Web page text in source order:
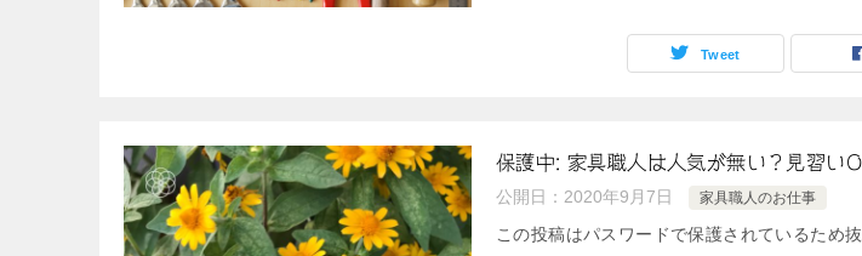
Tweet
保護中: 家具職人は人気が無い？見習い
公開日： 2020年9月7日 家具職人のお仕事
この投稿はパスワードで保護されているため